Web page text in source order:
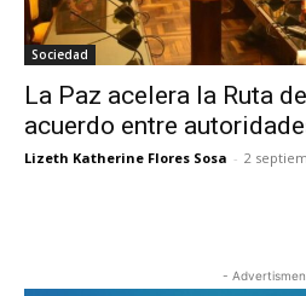
Sociedad
La Paz acelera la Ruta
acuerdo entre
Lizeth Katherine Flores Sosa - 2
-